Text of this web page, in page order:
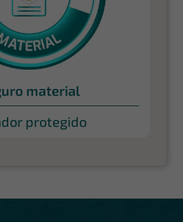
material
protegido